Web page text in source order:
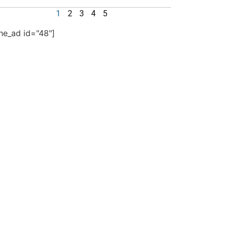
1 2 3 4 5
id="48"]